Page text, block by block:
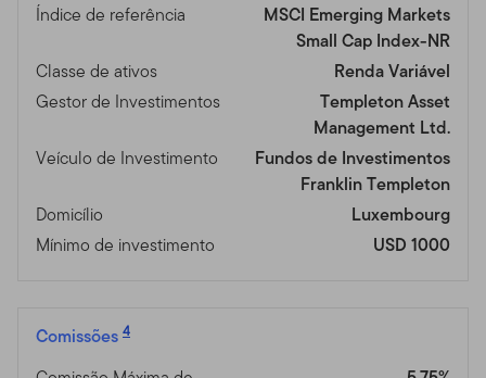
Índice de referência
MSCI Emerging Markets
Small Cap Index-NR
Classe de ativos
Renda Variável
Gestor de Investimentos
Templeton Asset
Management Ltd.
Veículo de Investimento
Fundos de Investimentos
Franklin Templeton
Domicílio
Luxembourg
Mínimo de investimento
USD 1000
Comissões 4